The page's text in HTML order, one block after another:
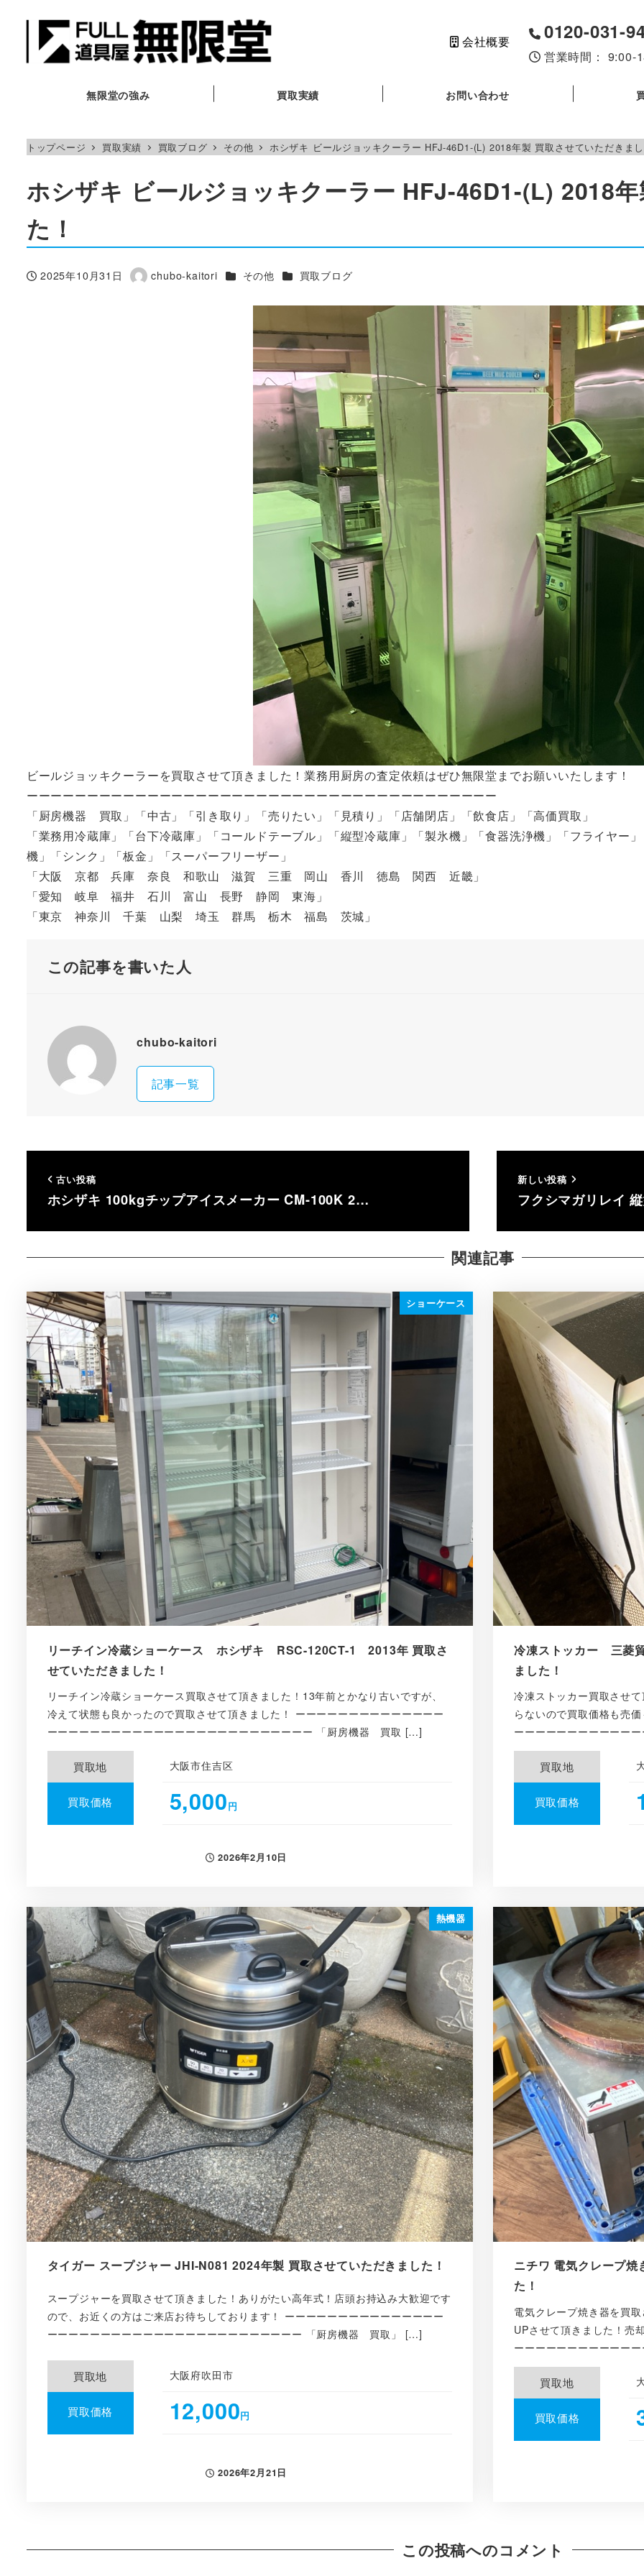
会社概要 0120-031-
営業時間： 9:00-
無限堂の強み 買取実績 お問い合わせ
トップページ 買取実績 買取ブログ その他 ホシザキ ビールジョッキクーラー HFJ-46D1-(L) 2018年製 買取させていただきま
ホシザキ ビールジョッキクーラー HFJ-46D1-(L) 2018
た！
投稿日
2025年10月31日
著
chubo-kaitori カテゴリー
その他 カテゴリー
買取ブログ
ビールジョッキクーラーを買取させて頂きました！業務用厨房の査定依頼はぜひ無限堂までお願いいたします！
ーーーーーーーーーーーーーーーーーーーーーーーーーーーーーーーーーーーーーーー
「厨房機器 買取」「中古」「引き取り」「売りたい」「見積り」「店舗閉店」「飲食店」「高価買取」
「業務用冷蔵庫」「台下冷蔵庫」「コールドテーブル」「縦型冷蔵庫」「製氷機」「食器洗浄機」「フライヤー
機」「シンク」「板金」「スーパーフリーザー」
「大阪 京都 兵庫 奈良 和歌山 滋賀 三重 岡山 香川 徳島 関西 近畿」
「愛知 岐阜 福井 石川 富山 長野 静岡 東海」
「東京 神奈川 千葉 山梨 埼玉 群馬 栃木 福島 茨城」
この記事を書いた人
chubo-kaitori
記事一覧
古い投稿
ホシザキ 100kgチップアイスメーカー CM-100K 2…
新しい投稿
フクシマガリレイ
関連記事
ショーケース
リーチイン冷蔵ショーケース ホシザキ RSC-120CT-1 2013年 買取さ
せていただきました！
リーチイン冷蔵ショーケース買取させて頂きました！13年前とかなり古いですが、
冷えて状態も良かったので買取させて頂きました！ ーーーーーーーーーーーーーー
ーーーーーーーーーーーーーーーーーーーーーーーーー 「厨房機器 買取 […]
買取地 大阪市住吉区
買取価格 5,000円
投稿日
2026年2月10日
冷凍ストッカー 三菱
ました！
冷凍ストッカー買取させ
らないので買取価格も売
ーーーーーーーーーーー
買取地
買取価格
熱機器
タイガー スープジャー JHI-N081 2024年製 買取させていただきました！
スープジャーを買取させて頂きました！ありがたい高年式！店頭お持込み大歓迎です
ので、お近くの方はご来店お待ちしております！ ーーーーーーーーーーーーーーー
ーーーーーーーーーーーーーーーーーーーーーーーー 「厨房機器 買取」 […]
買取地 大阪府吹田市
買取価格 12,000円
投稿日
2026年2月21日
ニチワ 電気クレープ
た！
電気クレープ焼き器を買
UPさせて頂きました！売
ーーーーーーーーーーー
買取地
買取価格
この投稿へのコメント